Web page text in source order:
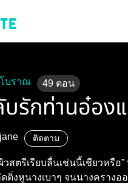
บราณ 49 ตอน
รักท่านอ๋อง
ติดตาม
ผิวสตรีเรียบลื่นเช่นนี้เชียวหรื
ติ่งหูนางเบาๆ จนนางครางอ